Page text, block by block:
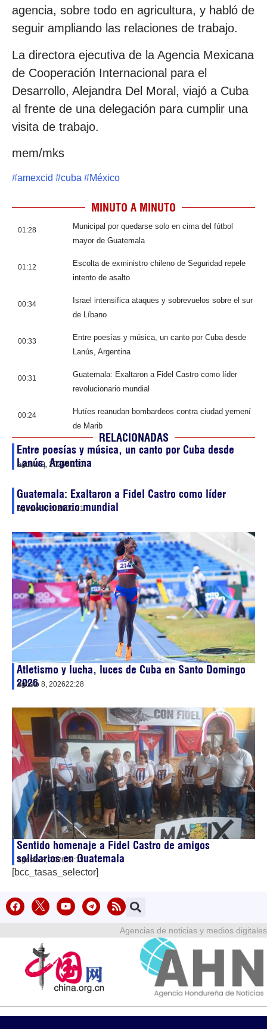
agencia, sobre todo en agricultura, y habló de
seguir ampliando las relaciones de trabajo.
La directora ejecutiva de la Agencia Mexicana
de Cooperación Internacional para el
Desarrollo, Alejandra Del Moral, viajó a Cuba
al frente de una delegación para cumplir una
visita de trabajo.
mem/mks
#amexcid #cuba #México
MINUTO A MINUTO
01:28
Municipal por quedarse solo en cima del fútbol
mayor de Guatemala
01:12
Escolta de exministro chileno de Seguridad repele
intento de asalto
00:34
Israel intensifica ataques y sobrevuelos sobre el sur
de Líbano
00:33
Entre poesías y música, un canto por Cuba desde
Lanús, Argentina
00:31
Guatemala: Exaltaron a Fidel Castro como líder
revolucionario mundial
00:24
Hutíes reanudan bombardeos contra ciudad yemení
de Marib
RELACIONADAS
Entre poesías y música, un canto por Cuba desde
Lanús, Argentina
agosto 9, 202600:33
Guatemala: Exaltaron a Fidel Castro como líder
revolucionario mundial
agosto 9, 202600:31
Atletismo y lucha, luces de Cuba en Santo Domingo
2026
agosto 8, 202622:28
Sentido homenaje a Fidel Castro de amigos
solidarios en Guatemala
agosto 8, 202622:17
[bcc_tasas_selector]
Agencias de noticias y medios digitales